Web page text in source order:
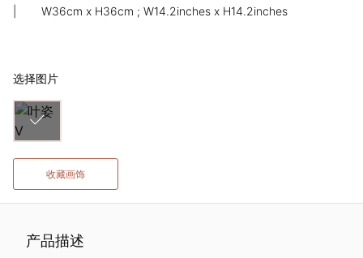
络
灵
感
发
W36cm x H36cm ; W14.2inches x H14.2inches
选择图片
收藏画饰
产品描述